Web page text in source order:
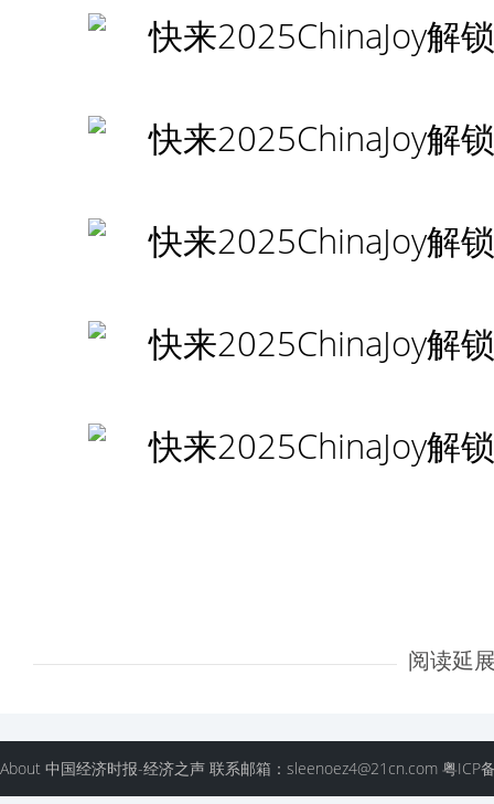
阅读延
About 中国经济时报-经济之声 联系邮箱：sleenoez4@21cn.com 粤ICP